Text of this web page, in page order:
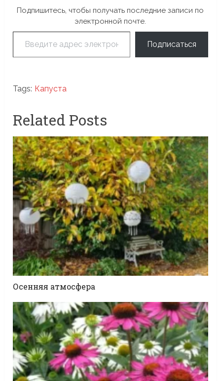
Подпишитесь, чтобы получать последние записи по
электронной почте.
Введите адрес электронной почты…
Подписаться
Tags: Капуста
Related Posts
Осенняя атмосфера